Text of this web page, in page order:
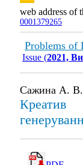
web address of
0001379265
Problems of
Issue (2021,
Сажина А. В.